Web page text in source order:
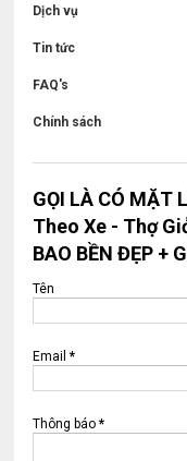
Dịch vụ
Tin tức
FAQ's
Chính sách
GỌI LÀ CÓ MẶT
Theo Xe - Thợ
BAO BỀN ĐẸP +
Tên
Email*
Thông báo*